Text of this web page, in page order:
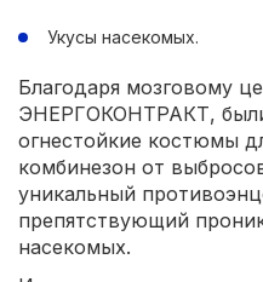
Укусы насекомых.
Благодаря мозговому
ЭНЕРГОКОНТРАКТ,
огнестойкие костюмы
комбинезон от
уникальный
препятствующий
насекомых.